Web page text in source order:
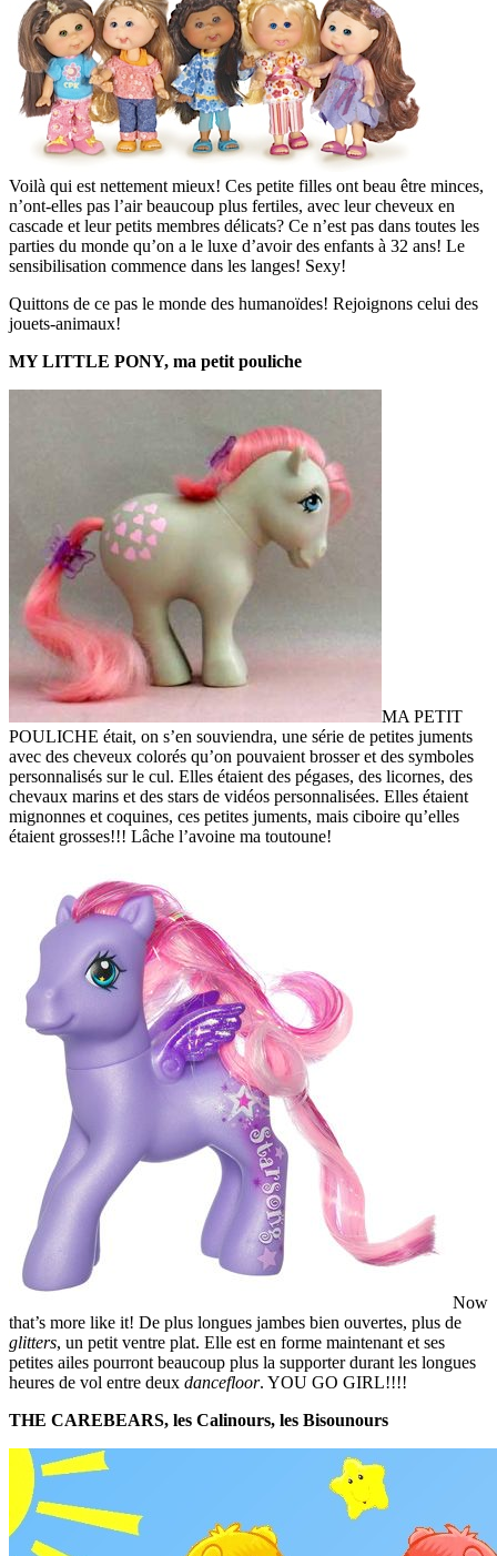
Voilà qui est nettement mieux! Ces petite filles ont beau être minces,
n’ont-elles pas l’air beaucoup plus fertiles, avec leur cheveux en
cascade et leur petits membres délicats? Ce n’est pas dans toutes les
parties du monde qu’on a le luxe d’avoir des enfants à 32 ans! Le
sensibilisation commence dans les langes! Sexy!
Quittons de ce pas le monde des humanoïdes! Rejoignons celui des
jouets-animaux!
MY LITTLE PONY, ma petit pouliche
MA PETIT
POULICHE était, on s’en souviendra, une série de petites juments
avec des cheveux colorés qu’on pouvaient brosser et des symboles
personnalisés sur le cul. Elles étaient des pégases, des licornes, des
chevaux marins et des stars de vidéos personnalisées. Elles étaient
mignonnes et coquines, ces petites juments, mais ciboire qu’elles
étaient grosses!!! Lâche l’avoine ma toutoune!
Now
that’s more like it! De plus longues jambes bien ouvertes, plus de
glitters, un petit ventre plat. Elle est en forme maintenant et ses
petites ailes pourront beaucoup plus la supporter durant les longues
heures de vol entre deux dancefloor. YOU GO GIRL!!!!
THE CAREBEARS, les Calinours, les Bisounours